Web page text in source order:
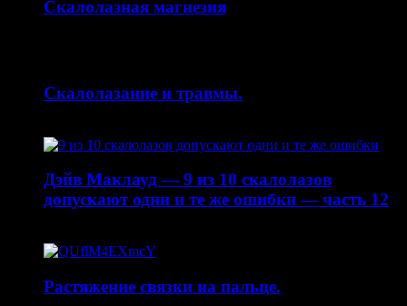
Скалолазная магнезия
Скалолазание и травмы.
Дэйв Маклауд — 9 из 10 скалолазов
допускают одни и те же ошибки — часть 12
Растяжение связки на пальце.